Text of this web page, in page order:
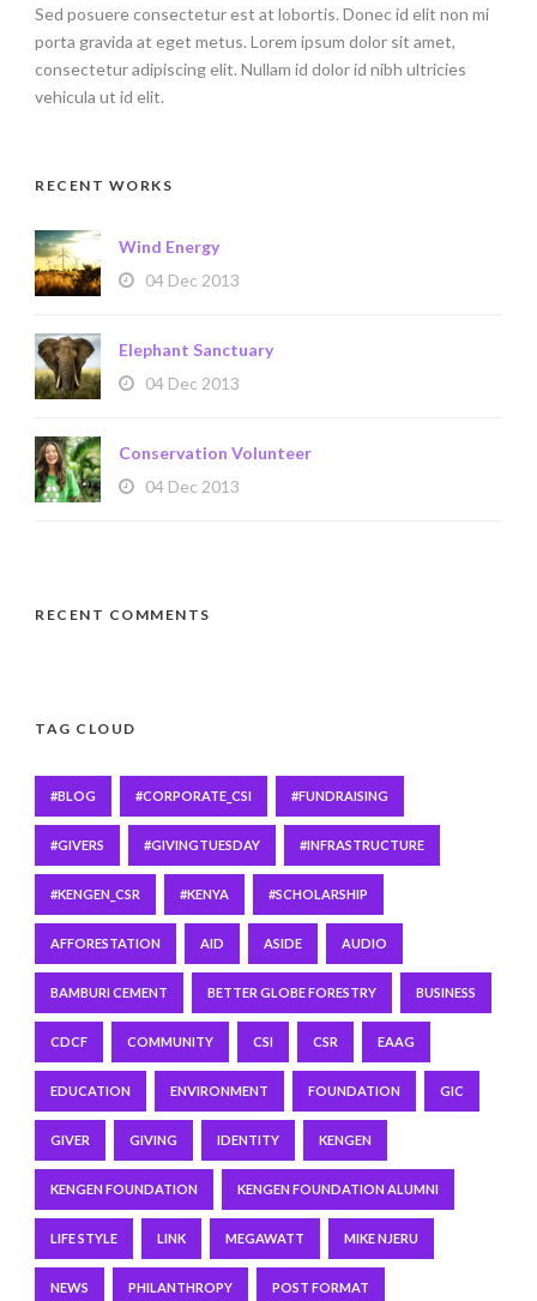
Sed posuere consectetur est at lobortis. Donec id elit non mi
porta gravida at eget metus. Lorem ipsum dolor sit amet,
consectetur adipiscing elit. Nullam id dolor id nibh ultricies
vehicula ut id elit.
RECENT WORKS
Wind Energy
04 Dec 2013
Elephant Sanctuary
04 Dec 2013
Conservation Volunteer
04 Dec 2013
RECENT COMMENTS
TAG CLOUD
#BLOG #CORPORATE_CSI #FUNDRAISING
#GIVERS #GIVINGTUESDAY #INFRASTRUCTURE
#KENGEN_CSR #KENYA #SCHOLARSHIP
AFFORESTATION AID ASIDE AUDIO
BAMBURI CEMENT BETTER GLOBE FORESTRY BUSINESS
CDCF COMMUNITY CSI CSR EAAG
EDUCATION ENVIRONMENT FOUNDATION GIC
GIVER GIVING IDENTITY KENGEN
KENGEN FOUNDATION KENGEN FOUNDATION ALUMNI
LIFE STYLE LINK MEGAWATT MIKE NJERU
NEWS PHILANTHROPY POST FORMAT